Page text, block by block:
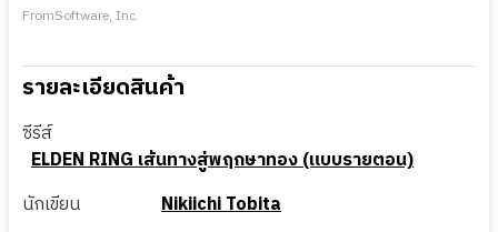
FromSoftware, Inc.
รายละเอียดสินค้า
ซีรีส์
ELDEN RING เส้นทางสู่พฤกษาทอง (แบบรายตอน)
นักเขียน
Nikiichi Tobita